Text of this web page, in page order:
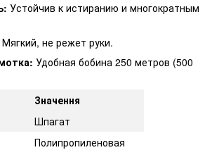
Устойчив к истиранию и многократным
Мягкий, не режет руки.
Удобная бобина 250 метров (500
Значення
Шпагат
Полипропиленовая